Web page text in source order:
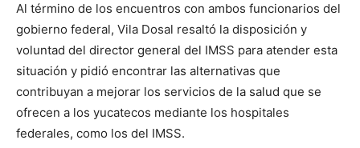
Al término de los encuentros con ambos funcionarios del
gobierno federal, Vila Dosal resaltó la disposición y
voluntad del director general del IMSS para atender esta
situación y pidió encontrar las alternativas que
contribuyan a mejorar los servicios de la salud que se
ofrecen a los yucatecos mediante los hospitales
federales, como los del IMSS.